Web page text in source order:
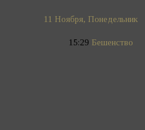
11 Ноября, Понедельник
15:29 Бешенство